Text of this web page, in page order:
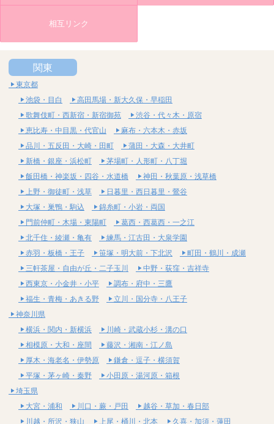
相互リンク
関東
東京都
池袋・目白
高田馬場・新大久保・早稲田
歌舞伎町・西新宿・新宿御苑
渋谷・代々木・原宿
恵比寿・中目黒・代官山
麻布・六本木・赤坂
品川・五反田・大崎・田町
蒲田・大森・大井町
新橋・銀座・浜松町
茅場町・人形町・八丁堀
飯田橋・神楽坂・四谷・水道橋
神田・秋葉原・浅草橋
上野・御徒町・浅草
日暮里・西日暮里・鶯谷
大塚・巣鴨・駒込
錦糸町・小岩・両国
門前仲町・木場・東陽町
葛西・西葛西・一之江
北千住・綾瀬・亀有
練馬・江古田・大泉学園
赤羽・板橋・王子
笹塚・明大前・下北沢
町田・鶴川・成瀬
三軒茶屋・自由が丘・二子玉川
中野・荻窪・吉祥寺
西東京・小金井・小平
調布・府中・三鷹
福生・青梅・あきる野
立川・国分寺・八王子
神奈川県
横浜・関内・新横浜
川崎・武蔵小杉・溝の口
相模原・大和・座間
藤沢・湘南・江ノ島
厚木・海老名・伊勢原
鎌倉・逗子・横須賀
平塚・茅ヶ崎・秦野
小田原・湯河原・箱根
埼玉県
大宮・浦和
川口・蕨・戸田
越谷・草加・春日部
川越・所沢・狭山
上尾・桶川・北本 久喜・加須・蓮田